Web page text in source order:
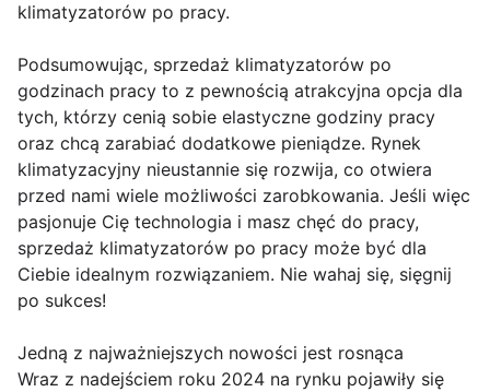
klimatyzatorów po pracy.
Podsumowując, sprzedaż klimatyzatorów po
godzinach pracy to z pewnością atrakcyjna opcja dla
tych, którzy cenią sobie elastyczne godziny pracy
oraz chcą zarabiać dodatkowe pieniądze. Rynek
klimatyzacyjny nieustannie się rozwija, co otwiera
przed nami wiele możliwości zarobkowania. Jeśli więc
pasjonuje Cię technologia i masz chęć do pracy,
sprzedaż klimatyzatorów po pracy może być dla
Ciebie idealnym rozwiązaniem. Nie wahaj się, sięgnij
po sukces!
Jedną z najważniejszych nowości jest rosnąca
Wraz z nadejściem roku 2024 na rynku pojawiły się